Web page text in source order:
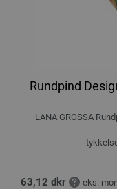
Rundpind
LANA GROSSA
63,12 dkr eks.